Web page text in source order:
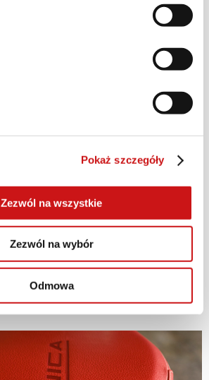
Pokaż szczegóły
Zezwól na wszystkie
Zezwól na wybór
Odmowa